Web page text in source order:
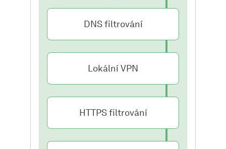
DNS filtrování
Lokální VPN
HTTPS filtrování